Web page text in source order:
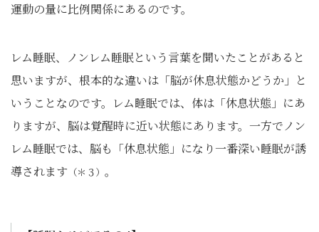
運動の量に比例関係にあるのです。
レム睡眠、ノンレム睡眠という言葉を聞いたことがあると
思いますが、根本的な違いは「脳が休息状態かどうか」と
いうことなのです。レム睡眠では、体は「休息状態」にあ
りますが、脳は覚醒時に近い状態にあります。一方でノン
レム睡眠では、脳も「休息状態」になり一番深い睡眠が誘
導されます （＊３） 。